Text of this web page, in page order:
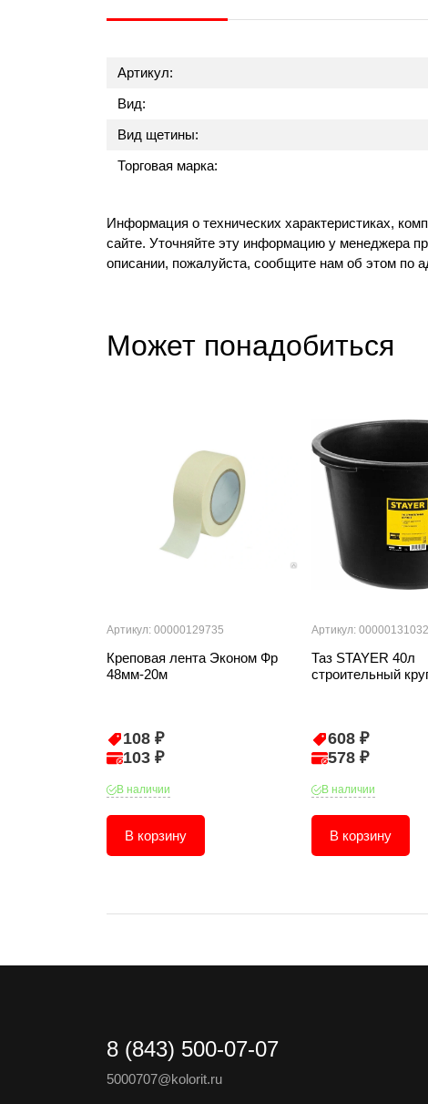
Артикул:
Вид:
Вид щетины:
Торговая марка:
Информация о технических характеристиках,
сайте. Уточняйте эту информацию у менеджера
описании, пожалуйста, сообщите нам об этом по
Может понадобиться
Артикул: 00000129735
Креповая лента Эконом Фр
48мм-20м
108 ₽
103 ₽
В наличии
В корзину
Артикул: 00000131032
Таз STAYER 40л
строительный
608 ₽
578 ₽
В наличии
В корзину
8 (843) 500-07-07
5000707@kolorit.ru